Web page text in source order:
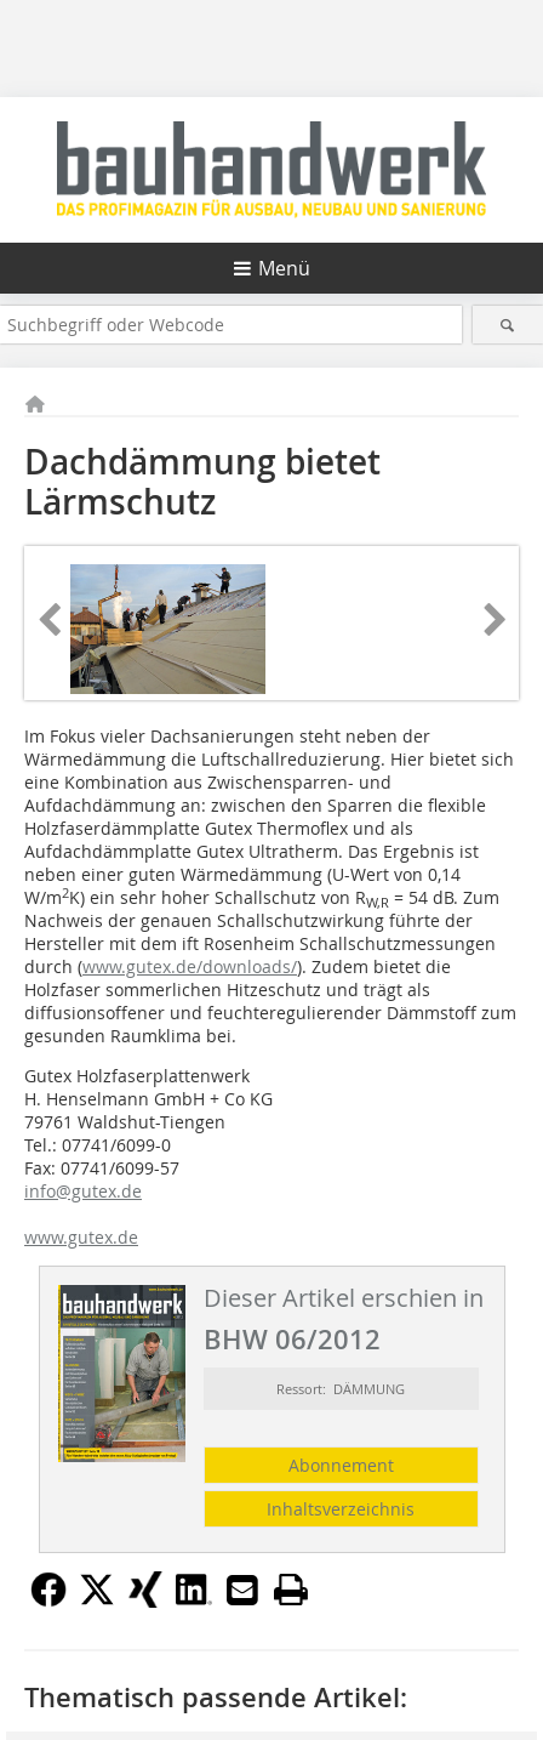
Menü
Dachdämmung bietet
Lärmschutz
Im Fokus vieler Dachsanierungen steht neben der
Wärmedämmung die Luftschallreduzierung. Hier bietet sich
eine Kombination aus Zwischensparren- und
Aufdachdämmung an: zwischen den Sparren die flexible
Holzfaserdämmplatte Gutex Thermoflex und als
Aufdachdämmplatte Gutex Ultratherm. Das Ergebnis ist
neben einer guten Wärmedämmung (U-Wert von 0,14
W/m2K) ein sehr hoher Schallschutz von RW,R = 54 dB. Zum
Nachweis der genauen Schallschutzwirkung führte der
Hersteller mit dem ift Rosenheim Schallschutzmessungen
durch (www.gutex.de/downloads/). Zudem bietet die
Holzfaser sommerlichen Hitzeschutz und trägt als
diffusionsoffener und feuchteregulierender Dämmstoff zum
gesunden Raumklima bei.
Gutex Holzfaserplattenwerk
H. Henselmann GmbH + Co KG
79761 Waldshut-Tiengen
Tel.: 07741/6099-0
Fax: 07741/6099-57
info@gutex.de
www.gutex.de
Dieser Artikel erschien in
BHW 06/2012
Ressort: DÄMMUNG
Abonnement
Inhaltsverzeichnis
Thematisch passende Artikel: